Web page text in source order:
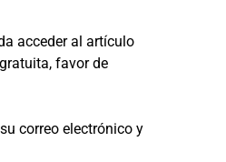
acceder al artículo
favor de
correo electrónico y